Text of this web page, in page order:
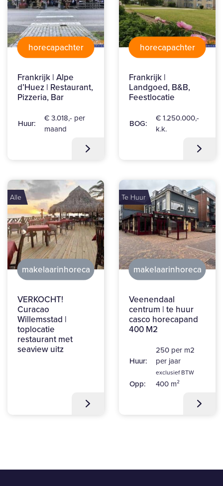
horecapachter
Frankrijk | Alpe
d’Huez | Restaurant,
Pizzeria, Bar
Huur:
€ 3.018,- per
maand
horecapachter
Frankrijk |
Landgoed, B&B,
Feestlocatie
BOG:
€ 1.250.000,-
k.k.
Alle
makelaarinhoreca
VERKOCHT!
Curacao
Willemsstad |
toplocatie
restaurant met
seaview uitz
Te Huur
makelaarinhoreca
Veenendaal
centrum | te huur
casco horecapand
400 M2
Huur:
250 per m2
per jaar
exclusief BTW
Opp: 400 m²